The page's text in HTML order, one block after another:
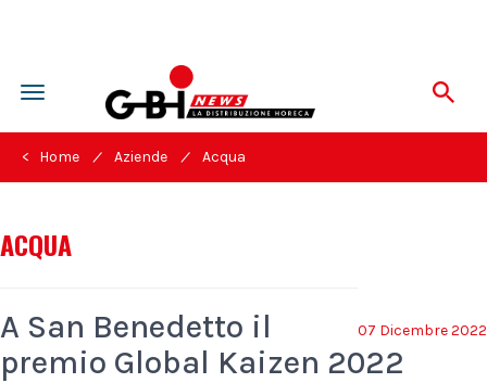
Toggle
navigation
< Home / Aziende / Acqua
ACQUA
07 Dicembre 2022
A San Benedetto il
premio Global Kaizen 2022